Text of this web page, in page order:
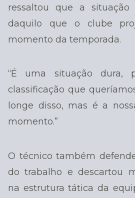
ressaltou que a
daquilo que o clube
momento da temporada.
“É uma situação dura,
classificação que
longe disso, mas é a
momento.”
O técnico também
do trabalho e descartou
na estrutura tática da